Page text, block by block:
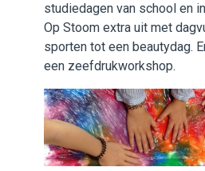
studiedagen van school en
Op Stoom extra uit met
sporten tot een beautydag.
een zeefdrukworkshop.